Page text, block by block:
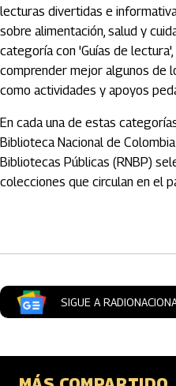
lecturas divertidas e
sobre alimentación, salud y
categoría con 'Guías de
comprender mejor algunos de
como actividades y apoyos
En cada una de estas
Biblioteca Nacional de
Bibliotecas Públicas (RNBP)
colecciones que circulan en el
SIGUE A